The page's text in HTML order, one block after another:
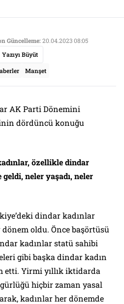
Güncelleme:20.04.2023 08:05
Yazıyı Büyüt
Manşet
AK Parti Dönemini
dördüncü konuğu
özellikle dindar
neler yaşadı, neler
dindar kadınlar
oldu. Önce başörtüsü
kadınlar statü sahibi
gibi başka dindar kadın
etti. Yirmi yıllık iktidarda
hiçbir zaman yasal
kadınlar her dönemde